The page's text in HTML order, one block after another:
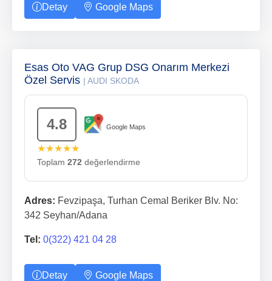
Detay Google Maps
Esas Oto VAG Grup DSG Onarım Merkezi
Özel Servis | AUDI SKODA
4.8 Google Maps
★★★★★
Toplam 272 değerlendirme
Adres: Fevzipaşa, Turhan Cemal Beriker Blv. No:
342 Seyhan/Adana
Tel: 0(322) 421 04 28
Detay Google Maps